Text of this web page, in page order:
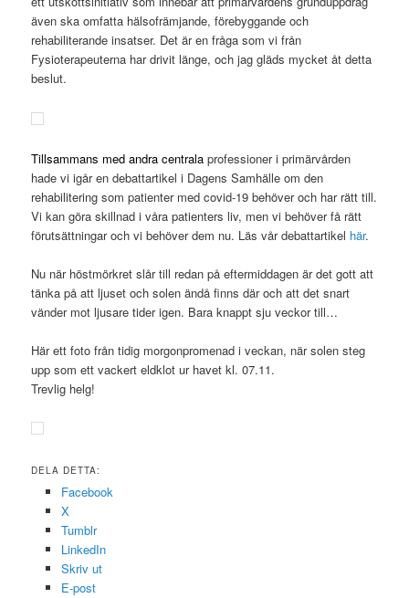
även ska omfatta hälsofrämjande, förebyggande och
rehabiliterande insatser. Det är en fråga som vi från
Fysioterapeuterna har drivit länge, och jag gläds mycket åt detta
beslut.
Tillsammans med andra centralaprofessioner i primärvården
hade vi igår en debattartikel i Dagens Samhälle om den
rehabilitering som patienter med covid-19 behöver och har rätt till.
Vi kan göra skillnad i våra patienters liv, men vi behöver få rätt
förutsättningar och vi behöver dem nu. Läs vår debattartikel här.
Nu när höstmörkret slår till redan på eftermiddagen är det gott att
tänka på att ljuset och solen ändå finns där och att det snart
vänder mot ljusare tider igen. Bara knappt sju veckor till…
Här ett foto från tidig morgonpromenad i veckan, när solen steg
upp som ett vackert eldklot ur havet kl. 07.11.
Trevlig helg!
DELA DETTA:
Facebook
X
Tumblr
LinkedIn
Skriv ut
E-post